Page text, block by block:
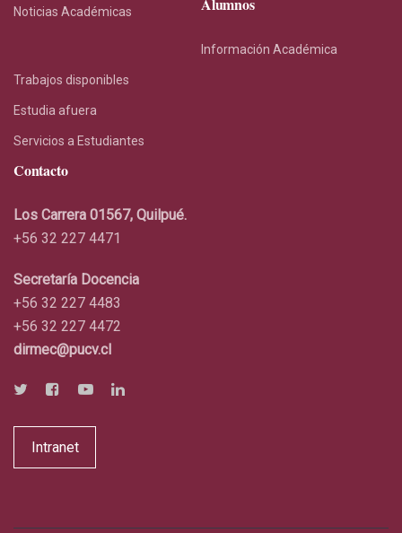
Noticias Académicas
Información Académica
Trabajos disponibles
Estudia afuera
Servicios a Estudiantes
Contacto
Los Carrera 01567, Quilpué.
+56 32 227 4471
Secretaría Docencia
+56 32 227 4483
+56 32 227 4472
dirmec@pucv.cl
Intranet